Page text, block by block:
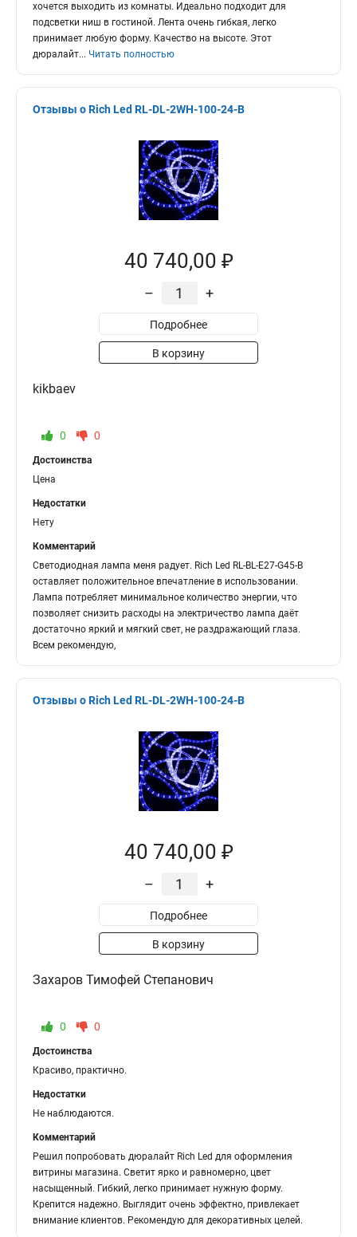
хочется выходить из комнаты. Идеально подходит для
подсветки ниш в гостиной. Лента очень гибкая, легко
принимает любую форму. Качество на высоте. Этот
дюралайт... Читать полностью
Отзывы о Rich Led RL-DL-2WH-100-24-B
40 740,00 ₽
– +
Подробнее
В корзину
kikbaev
0 0
Достоинства
Цена
Недостатки
Нету
Комментарий
Светодиодная лампа меня радует. Rich Led RL-BL-E27-G45-B
оставляет положительное впечатление в использовании.
Лампа потребляет минимальное количество энергии, что
позволяет снизить расходы на электричество лампа даёт
достаточно яркий и мягкий свет, не раздражающий глаза.
Всем рекомендую,
Отзывы о Rich Led RL-DL-2WH-100-24-B
40 740,00 ₽
– +
Подробнее
В корзину
Захаров Тимофей Степанович
0 0
Достоинства
Красиво, практично.
Недостатки
Не наблюдаются.
Комментарий
Решил попробовать дюралайт Rich Led для оформления
витрины магазина. Светит ярко и равномерно, цвет
насыщенный. Гибкий, легко принимает нужную форму.
Крепится надежно. Выглядит очень эффектно, привлекает
внимание клиентов. Рекомендую для декоративных целей.